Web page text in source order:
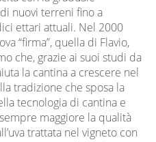
nuovi terreni fino a
ettari attuali. Nel 2000
“firma”, quella di Flavio,
che, grazie ai suoi studi da
la cantina a crescere nel
tradizione che sposa la
tecnologia di cantina e
maggiore la qualità
trattata nel vigneto con